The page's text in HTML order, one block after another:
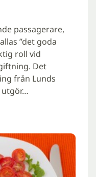
passagerare,
”det goda
roll vid
Det
från Lunds
utgör…